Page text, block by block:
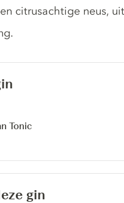
citrusachtige neus,
Tonic
gin